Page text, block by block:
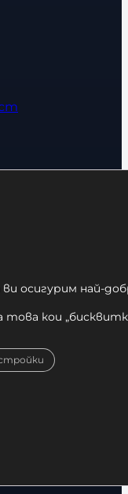
ви осигурим най-
кои